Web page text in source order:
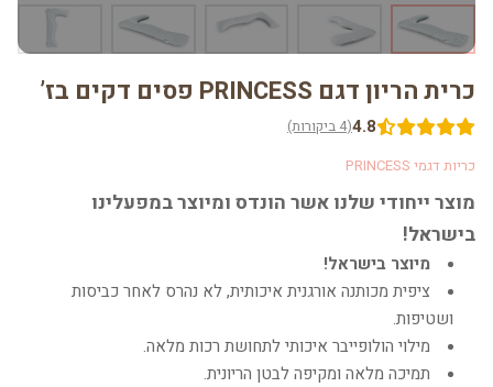
כרית הריון דגם PRINCESS פסים דקים בז’
4.8(4 ביקורות)
כריות דגמי PRINCESS
מוצר ייחודי שלנו אשר הונדס ומיוצר במפעלינו
בישראל!
מיוצר בישראל!
ציפית מכותנה אורגנית איכותית, לא נהרס לאחר כביסות
ושטיפות.
מילוי הולופייבר איכותי לתחושת רכות מלאה.
תמיכה מלאה ומקיפה לבטן הריונית.